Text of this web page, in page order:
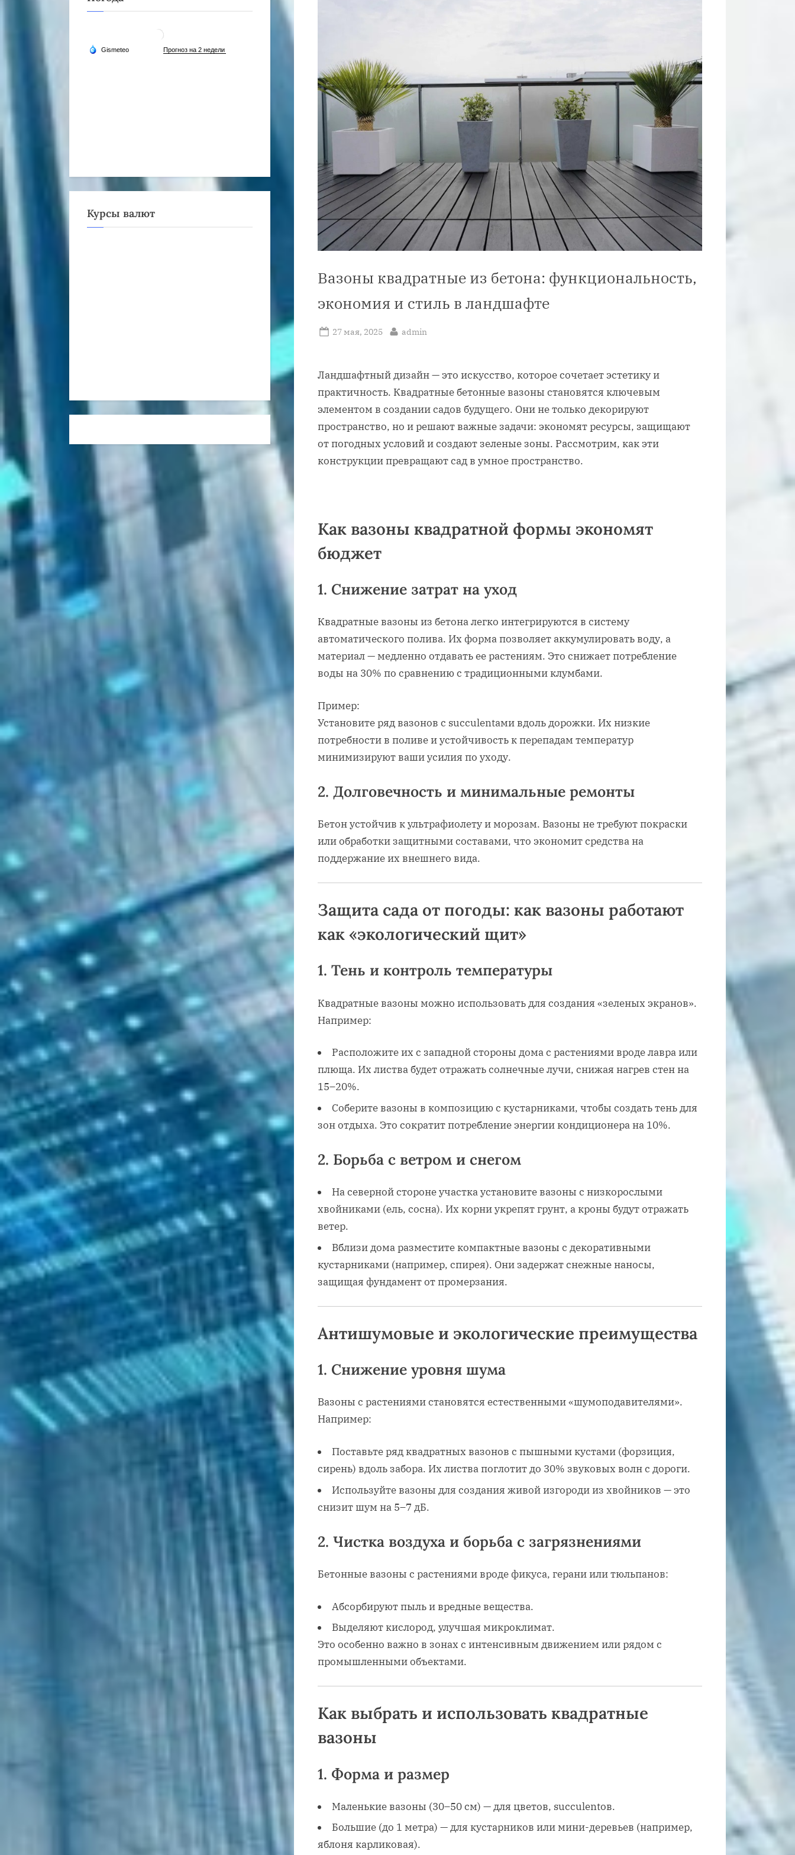
Вазоны квадратные из бетона: функциональность,
экономия и стиль в ландшафте
Posted
27 мая, 2025 By
admin
Ландшафтный дизайн — это искусство, которое сочетает эстетику и
практичность. Квадратные бетонные вазоны становятся ключевым
элементом в создании садов будущего. Они не только декорируют
пространство, но и решают важные задачи: экономят ресурсы, защищают
от погодных условий и создают зеленые зоны. Рассмотрим, как эти
конструкции превращают сад в умное пространство.
Как вазоны квадратной формы экономят
бюджет
1. Снижение затрат на уход
Квадратные вазоны из бетона легко интегрируются в систему
автоматического полива. Их форма позволяет аккумулировать воду, а
материал — медленно отдавать ее растениям. Это снижает потребление
воды на 30% по сравнению с традиционными клумбами.
Пример:
Установите ряд вазонов с succulentами вдоль дорожки. Их низкие
потребности в поливе и устойчивость к перепадам температур
минимизируют ваши усилия по уходу.
2. Долговечность и минимальные ремонты
Бетон устойчив к ультрафиолету и морозам. Вазоны не требуют покраски
или обработки защитными составами, что экономит средства на
поддержание их внешнего вида.
Защита сада от погоды: как вазоны работают
как «экологический щит»
1. Тень и контроль температуры
Квадратные вазоны можно использовать для создания «зеленых экранов».
Например:
Расположите их с западной стороны дома с растениями вроде лавра или
плюща. Их листва будет отражать солнечные лучи, снижая нагрев стен на
15–20%.
Соберите вазоны в композицию с кустарниками, чтобы создать тень для
зон отдыха. Это сократит потребление энергии кондиционера на 10%.
2. Борьба с ветром и снегом
На северной стороне участка установите вазоны с низкорослыми
хвойниками (ель, сосна). Их корни укрепят грунт, а кроны будут отражать
ветер.
Вблизи дома разместите компактные вазоны с декоративными
кустарниками (например, спирея). Они задержат снежные наносы,
защищая фундамент от промерзания.
Антишумовые и экологические преимущества
1. Снижение уровня шума
Вазоны с растениями становятся естественными «шумоподавителями».
Например:
Поставьте ряд квадратных вазонов с пышными кустами (форзиция,
сирень) вдоль забора. Их листва поглотит до 30% звуковых волн с дороги.
Используйте вазоны для создания живой изгороди из хвойников — это
снизит шум на 5–7 дБ.
2. Чистка воздуха и борьба с загрязнениями
Бетонные вазоны с растениями вроде фикуса, герани или тюльпанов:
Абсорбируют пыль и вредные вещества.
Выделяют кислород, улучшая микроклимат.
Это особенно важно в зонах с интенсивным движением или рядом с
промышленными объектами.
Как выбрать и использовать квадратные
вазоны
1. Форма и размер
Маленькие вазоны (30–50 см) — для цветов, succulentов.
Большие (до 1 метра) — для кустарников или мини-деревьев (например,
яблоня карликовая).
Курсы валют